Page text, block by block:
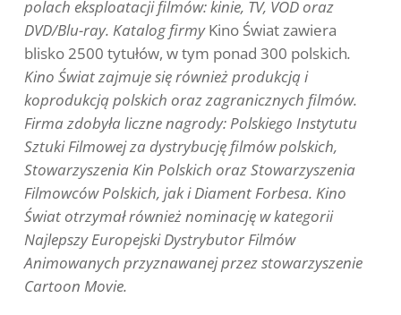
polach eksploatacji filmów: kinie, TV, VOD oraz
DVD/Blu-ray. Katalog firmyKino Świat zawiera
blisko 2500 tytułów, w tym ponad 300 polskich.
Kino Świat zajmuje się również produkcją i
koprodukcją polskich oraz zagranicznych filmów.
Firma zdobyła liczne nagrody: Polskiego Instytutu
Sztuki Filmowej za dystrybucję filmów polskich,
Stowarzyszenia Kin Polskich oraz Stowarzyszenia
Filmowców Polskich, jak i Diament Forbesa. Kino
Świat otrzymał również nominację w kategorii
Najlepszy Europejski Dystrybutor Filmów
Animowanych przyznawanej przez stowarzyszenie
Cartoon Movie.